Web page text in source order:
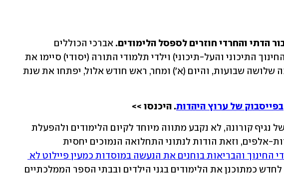
בפייסבוק של ערוץ היהדות. היכנסו >>